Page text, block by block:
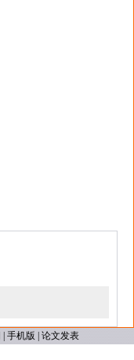
手机版 论文发表